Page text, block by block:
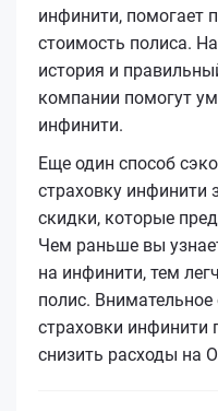
инфинити, помогает
стоимость полиса.
история и
компании помогут
инфинити.
Еще один способ
страховку инфинити
скидки, которые
Чем раньше вы
на инфинити, тем
полис.
страховки инфинити
снизить расходы на